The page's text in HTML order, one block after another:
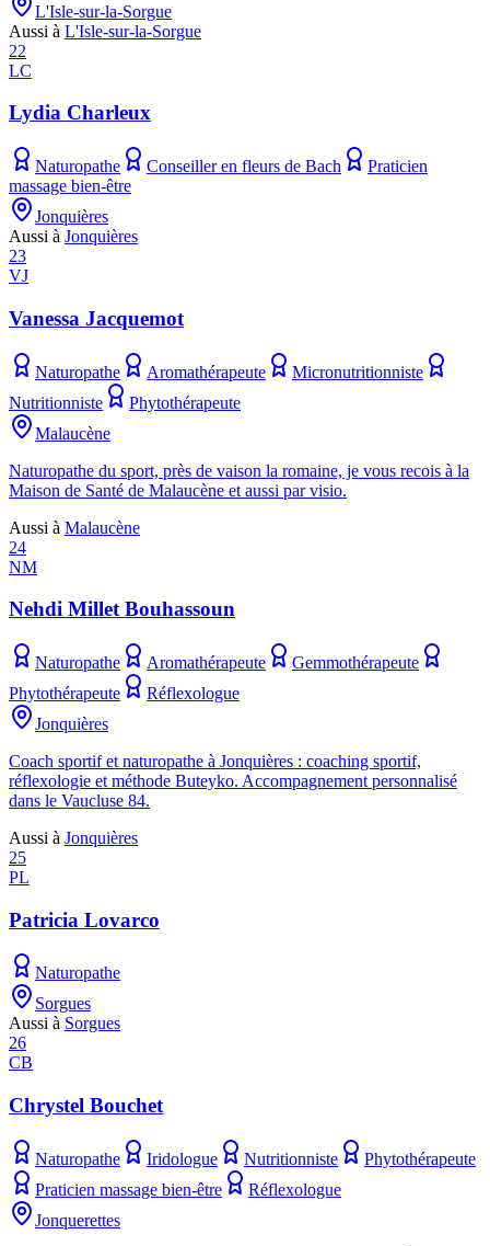
L'Isle-sur-la-Sorgue
Aussi à L'Isle-sur-la-Sorgue
22
LC
Lydia Charleux
Naturopathe Conseiller en fleurs de Bach
Praticien
massage bien-être
Jonquières
Aussi à Jonquières
23
VJ
Vanessa Jacquemot
Naturopathe Aromathérapeute
Micronutritionniste
Nutritionniste
Phytothérapeute
Malaucène
Naturopathe du sport, près de vaison la romaine, je vous recois à la
Maison de Santé de Malaucène et aussi par visio.
Aussi à Malaucène
24
NM
Nehdi Millet Bouhassoun
Naturopathe Aromathérapeute
Gemmothérapeute
Phytothérapeute
Réflexologue
Jonquières
Coach sportif et naturopathe à Jonquières : coaching sportif,
réflexologie et méthode Buteyko. Accompagnement personnalisé
dans le Vaucluse 84.
Aussi à Jonquières
25
PL
Patricia Lovarco
Naturopathe
Sorgues
Aussi à Sorgues
26
CB
Chrystel Bouchet
Naturopathe Iridologue Nutritionniste
Phytothérapeute
Praticien massage bien-être
Réflexologue
Jonquerettes